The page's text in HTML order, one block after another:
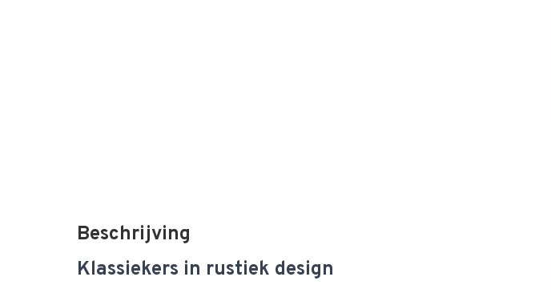
Beschrijving
Klassiekers in rustiek design